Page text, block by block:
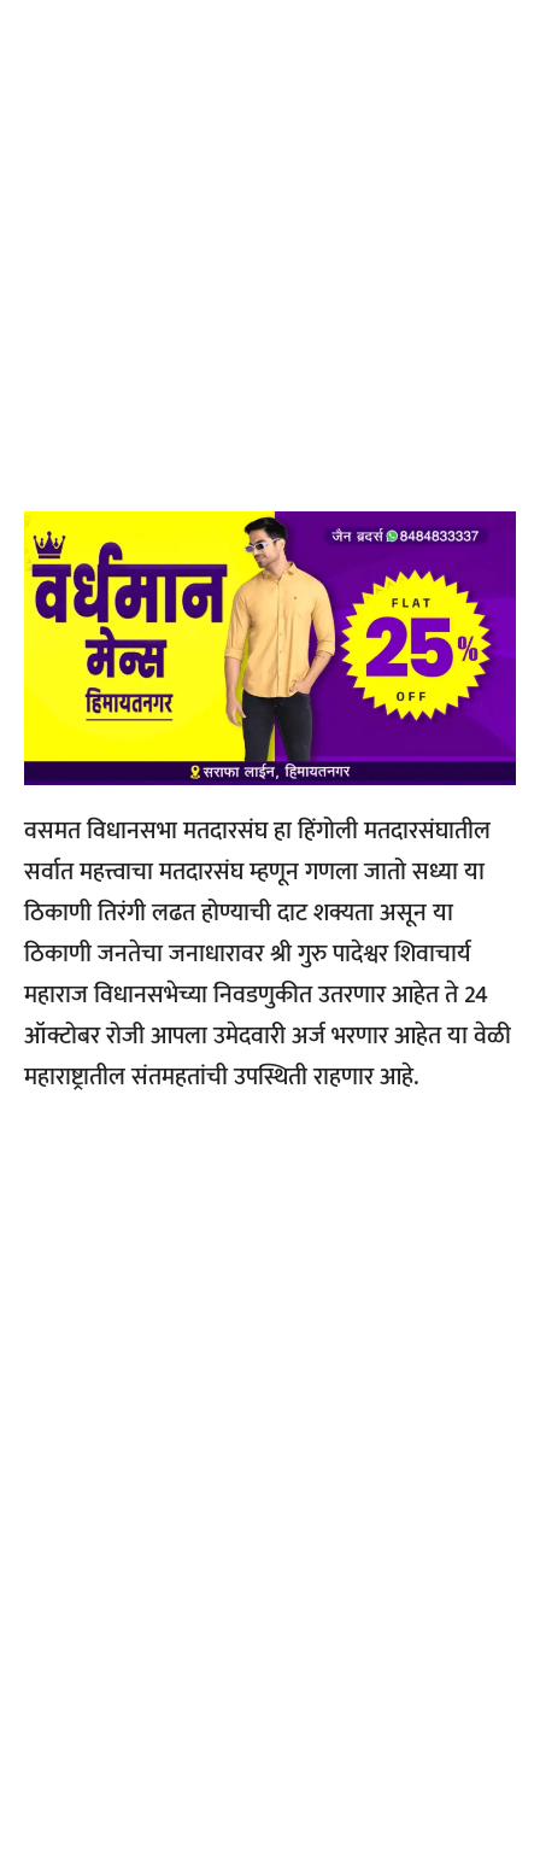
वसमत विधानसभा मतदारसंघ हा हिंगोली मतदारसंघातील
सर्वात महत्त्वाचा मतदारसंघ म्हणून गणला जातो सध्या या
ठिकाणी तिरंगी लढत होण्याची दाट शक्यता असून या
ठिकाणी जनतेचा जनाधारावर श्री गुरु पादेश्वर शिवाचार्य
महाराज विधानसभेच्या निवडणुकीत उतरणार आहेत ते 24
ऑक्टोबर रोजी आपला उमेदवारी अर्ज भरणार आहेत या वेळी
महाराष्ट्रातील संतमहतांची उपस्थिती राहणार आहे.